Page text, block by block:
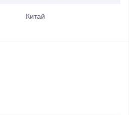
Китай